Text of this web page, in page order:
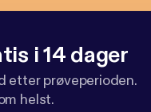
i 14 dager
etter prøveperioden.
helst.